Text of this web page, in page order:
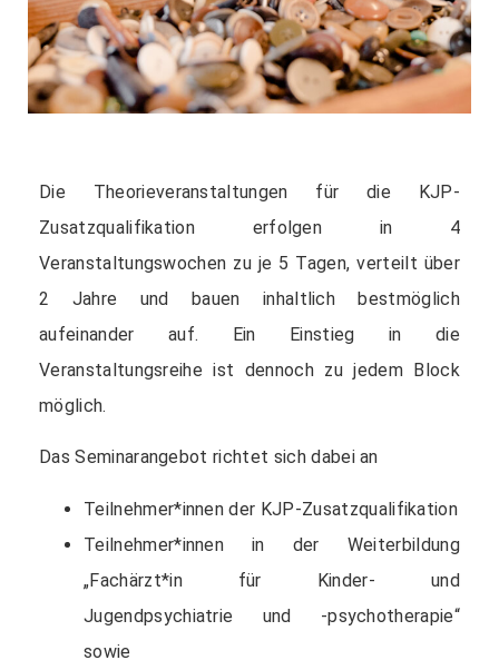
Die Theorieveranstaltungen für die KJP-
Zusatzqualifikation erfolgen in 4
Veranstaltungswochen zu je 5 Tagen, verteilt über
2 Jahre und bauen inhaltlich bestmöglich
aufeinander auf. Ein Einstieg in die
Veranstaltungsreihe ist dennoch zu jedem Block
möglich.
Das Seminarangebot richtet sich dabei an
Teilnehmer*innen der KJP-Zusatzqualifikation
Teilnehmer*innen in der Weiterbildung
„Fachärzt*in für Kinder- und
Jugendpsychiatrie und -psychotherapie“
sowie